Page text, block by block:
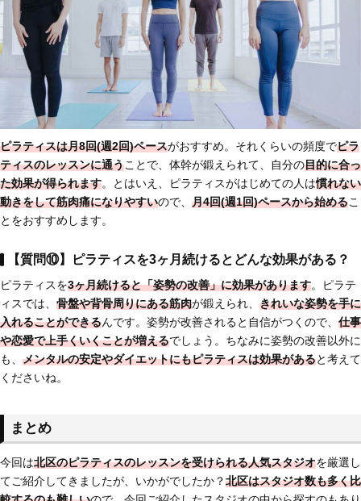
ピラティスは月8回(週2回)ペースがおすすめ。それくらいの頻度でピラ
ティスのレッスンに通うことで、体幹が鍛えられて、自分の目的に合っ
た効果が得られます。とはいえ、ピラティスがはじめての人は慣れない
動きをして筋肉痛になりやすいので、 月4回(週1回)ペースから始めるこ
とをおすすめします。
【質問⑩】ピラティスを3ヶ月続けるとどんな効果がある？
ピラティスを3ヶ月続けると「姿勢の改善」に効果があります。ピラテ
ィスでは、 骨盤や背骨周りにある筋肉が鍛えられ、 きれいな姿勢を手に
入れることができるんです。姿勢が改善されると自信がつくので、 仕事
や恋愛で上手くいくことが増えるでしょう。ちなみに姿勢の改善以外に
も、 メンタルの安定やダイエットにもピラティスは効果があると考えて
くださいね。
まとめ
今回は北区のピラティスのレッスンを受けられる人気スタジオを厳選し
てご紹介してきましたが、いかがでしたか？北区はスタジオ数も多く比